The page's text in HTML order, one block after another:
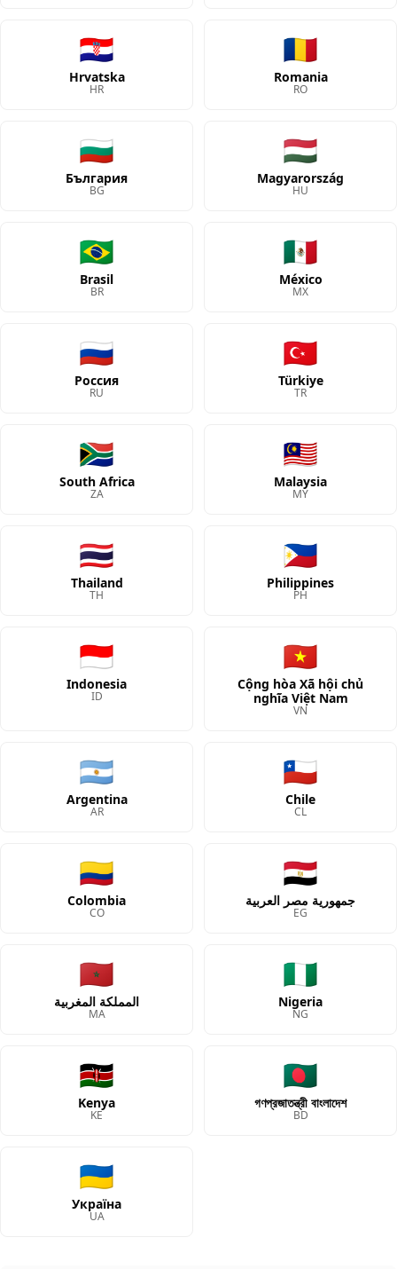
🇭🇷
Hrvatska
HR
🇷🇴
Romania
RO
🇧🇬
България
BG
🇭🇺
Magyarország
HU
🇧🇷
Brasil
BR
🇲🇽
México
MX
🇷🇺
Россия
RU
🇹🇷
Türkiye
TR
🇿🇦
South Africa
ZA
🇲🇾
Malaysia
MY
🇹🇭
Thailand
TH
🇵🇭
Philippines
PH
🇮🇩
Indonesia
ID
🇻🇳
Cộng hòa Xã hội chủ
nghĩa Việt Nam
VN
🇦🇷
Argentina
AR
🇨🇱
Chile
CL
🇨🇴
Colombia
CO
🇪🇬
جمهورية مصر العربية
EG
🇲🇦
المملكة المغربية
MA
🇳🇬
Nigeria
NG
🇰🇪
Kenya
KE
🇧🇩
গণপ্রজাতন্ত্রী বাংলাদেশ
BD
🇺🇦
Україна
UA